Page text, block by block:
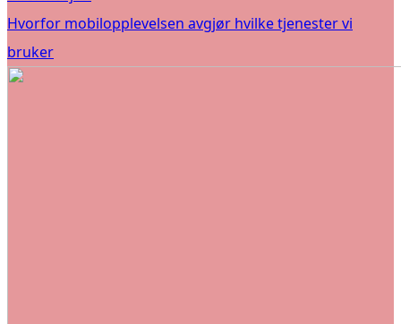
Hvorfor mobilopplevelsen avgjør hvilke tjenester vi
bruker